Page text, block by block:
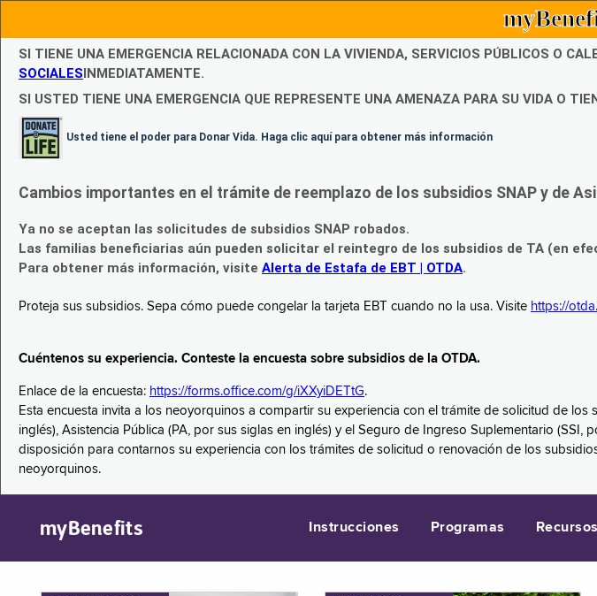
SI TIENE UNA EMERGENCIA RELACIONADA CON LA VIVIENDA, SERVICIOS PÚBLICOS O
SOCIALESINMEDIATAMENTE.
SI USTED TIENE UNA EMERGENCIA QUE REPRESENTE UNA AMENAZA PARA SU VIDA O
Usted tiene el poder para Donar Vida. Haga clic aquí para obtener más información
Cambios importantes en el trámite de reemplazo de los subsidios SNAP y de
Ya no se aceptan las solicitudes de subsidios SNAP robados.
Las familias beneficiarias aún pueden solicitar el reintegro de los subsidios de TA (en
Para obtener más información, visite Alerta de Estafa de EBT | OTDA.
Proteja sus subsidios. Sepa cómo puede congelar la tarjeta EBT cuando no la usa. Visite https://
Cuéntenos su experiencia. Conteste la encuesta sobre subsidios de la OTDA.
Enlace de la encuesta: https://forms.office.com/g/iXXyiDETtG.
Esta encuesta invita a los neoyorquinos a compartir su experiencia con el trámite de solicitud de
inglés), Asistencia Pública (PA, por sus siglas en inglés) y el Seguro de Ingreso Suplementario
disposición para contarnos su experiencia con los trámites de solicitud o renovación de los
neoyorquinos.
myBenefits Instrucciones Programas Recursos